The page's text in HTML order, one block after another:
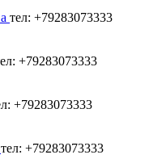
тел: +79283073333
+79283073333
+79283073333
тел: +79283073333